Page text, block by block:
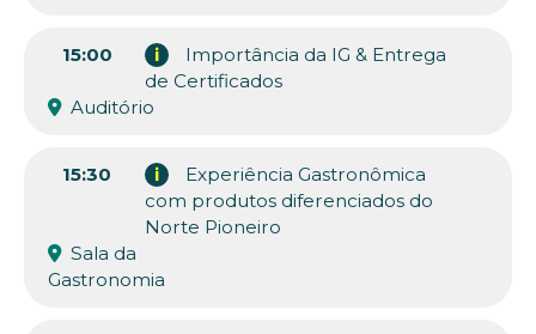
15:00 i
Importância da IG & Entrega
de Certificados
Auditório
15:30 i
Experiência Gastronômica
com produtos diferenciados do
Norte Pioneiro
Sala da
Gastronomia